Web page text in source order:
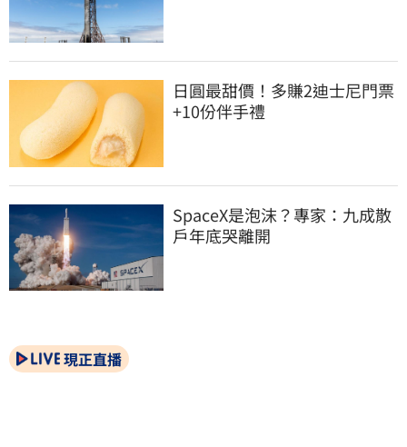
日圓最甜價！多賺2迪士尼門票
+10份伴手禮
SpaceX是泡沫？專家：九成散
戶年底哭離開
現正直播